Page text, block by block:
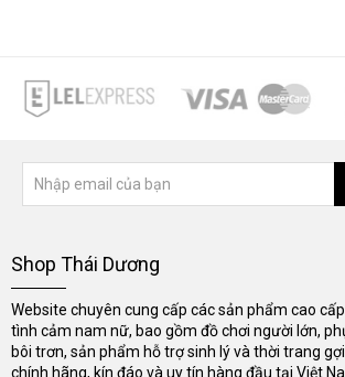
Shop Thái Dương
Website chuyên cung cấp các sản phẩm cao
tình cảm nam nữ, bao gồm đồ chơi người lớn,
bôi trơn, sản phẩm hỗ trợ sinh lý và thời trang
chính hãng, kín đáo và uy tín hàng đầu tại Việt